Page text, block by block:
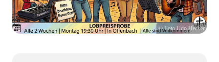
© Foto Udo Hecker